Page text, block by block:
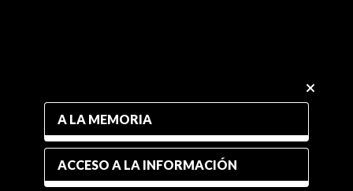
A LA MEMORIA
ACCESO A LA INFORMACIÓN